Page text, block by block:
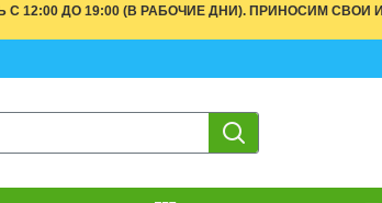
С 12:00 ДО 19:00 (В РАБОЧИЕ ДНИ). ПРИНОСИМ